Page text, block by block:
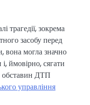
трагедії, зокрема
засобу перед
вона могла значно
ймовірно, сягати
обставин ДТП
управління